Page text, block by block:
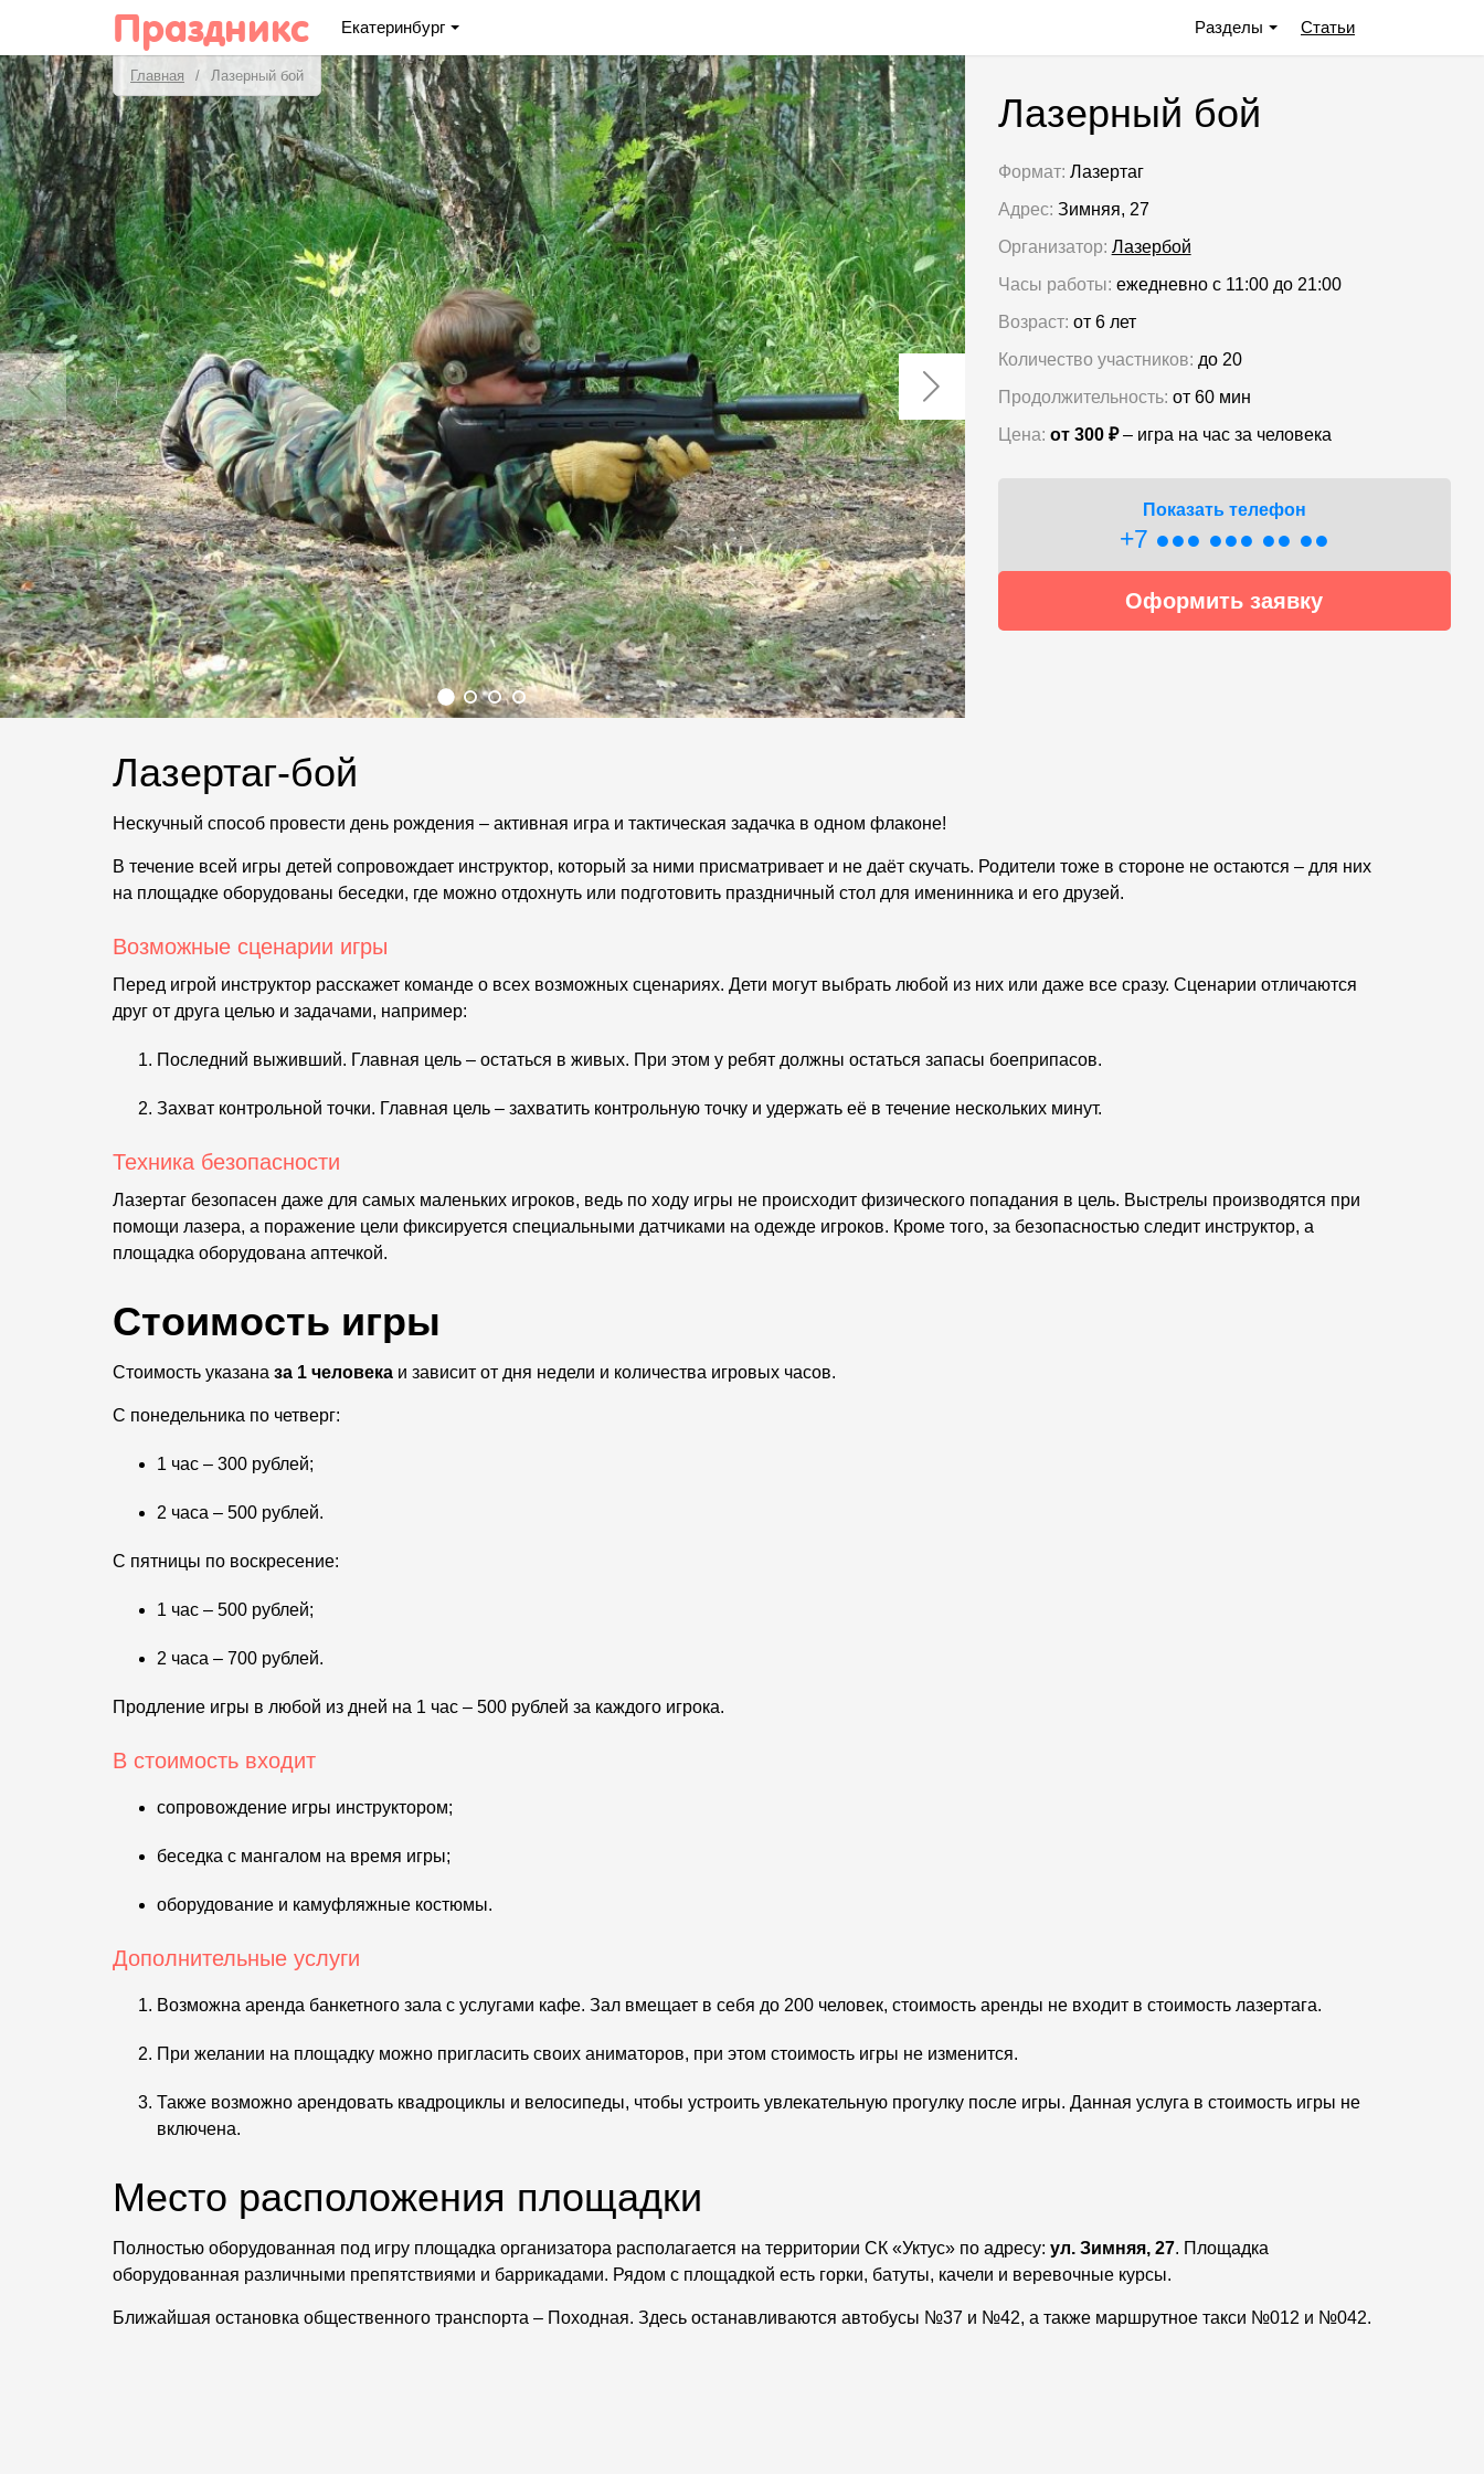
Праздникс Екатеринбург Разделы Статьи
Главная Лазерный бой
Лазерный бой
Формат: Лазертаг
Адрес: Зимняя, 27
Организатор: Лазербой
Часы работы: ежедневно с 11:00 до 21:00
Возраст: от 6 лет
Количество участников: до 20
Продолжительность: от 60 мин
Цена: от 300 ₽– игра на час за человека
Показать телефон
+7 ●●● ●●● ●● ●●
Оформить заявку
Лазертаг-бой
Нескучный способ провести день рождения – активная игра и тактическая задачка в одном флаконе!
В течение всей игры детей сопровождает инструктор, который за ними присматривает и не даёт скучать. Родители тоже в стороне не остаются – для них
на площадке оборудованы беседки, где можно отдохнуть или подготовить праздничный стол для именинника и его друзей.
Возможные сценарии игры
Перед игрой инструктор расскажет команде о всех возможных сценариях. Дети могут выбрать любой из них или даже все сразу. Сценарии отличаются
друг от друга целью и задачами, например:
Последний выживший. Главная цель – остаться в живых. При этом у ребят должны остаться запасы боеприпасов.
Захват контрольной точки. Главная цель – захватить контрольную точку и удержать её в течение нескольких минут.
Техника безопасности
Лазертаг безопасен даже для самых маленьких игроков, ведь по ходу игры не происходит физического попадания в цель. Выстрелы производятся при
помощи лазера, а поражение цели фиксируется специальными датчиками на одежде игроков. Кроме того, за безопасностью следит инструктор, а
площадка оборудована аптечкой.
Стоимость игры
Стоимость указана за 1 человека и зависит от дня недели и количества игровых часов.
С понедельника по четверг:
1 час – 300 рублей;
2 часа – 500 рублей.
С пятницы по воскресение:
1 час – 500 рублей;
2 часа – 700 рублей.
Продление игры в любой из дней на 1 час – 500 рублей за каждого игрока.
В стоимость входит
сопровождение игры инструктором;
беседка с мангалом на время игры;
оборудование и камуфляжные костюмы.
Дополнительные услуги
Возможна аренда банкетного зала с услугами кафе. Зал вмещает в себя до 200 человек, стоимость аренды не входит в стоимость лазертага.
При желании на площадку можно пригласить своих аниматоров, при этом стоимость игры не изменится.
Также возможно арендовать квадроциклы и велосипеды, чтобы устроить увлекательную прогулку после игры. Данная услуга в стоимость игры не
включена.
Место расположения площадки
Полностью оборудованная под игру площадка организатора располагается на территории СК «Уктус» по адресу: ул. Зимняя, 27. Площадка
оборудованная различными препятствиями и баррикадами. Рядом с площадкой есть горки, батуты, качели и веревочные курсы.
Ближайшая остановка общественного транспорта – Походная. Здесь останавливаются автобусы №37 и №42, а также маршрутное такси №012 и №042.